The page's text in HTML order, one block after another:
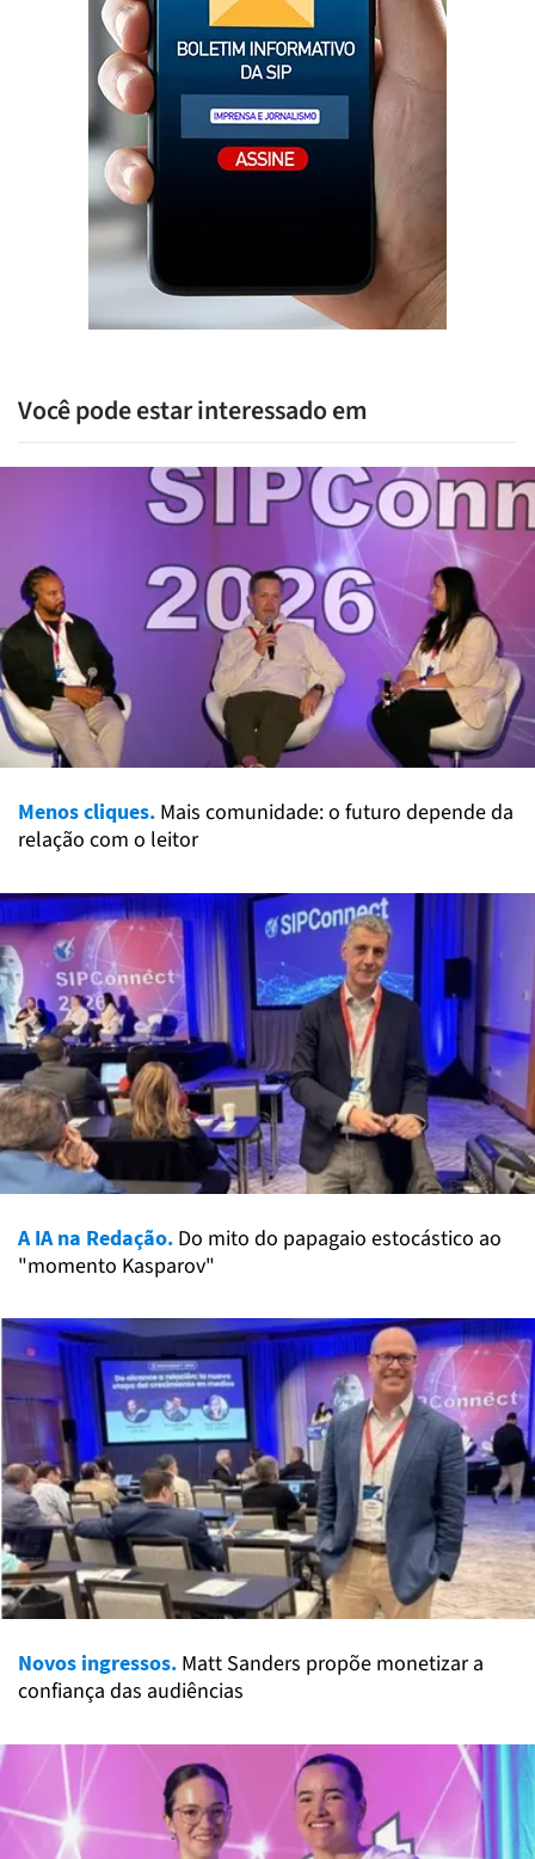
Você pode estar interessado em
Menos cliques. Mais comunidade: o futuro depende da
relação com o leitor
A IA na Redação. Do mito do papagaio estocástico ao
"momento Kasparov"
Novos ingressos. Matt Sanders propõe monetizar a
confiança das audiências